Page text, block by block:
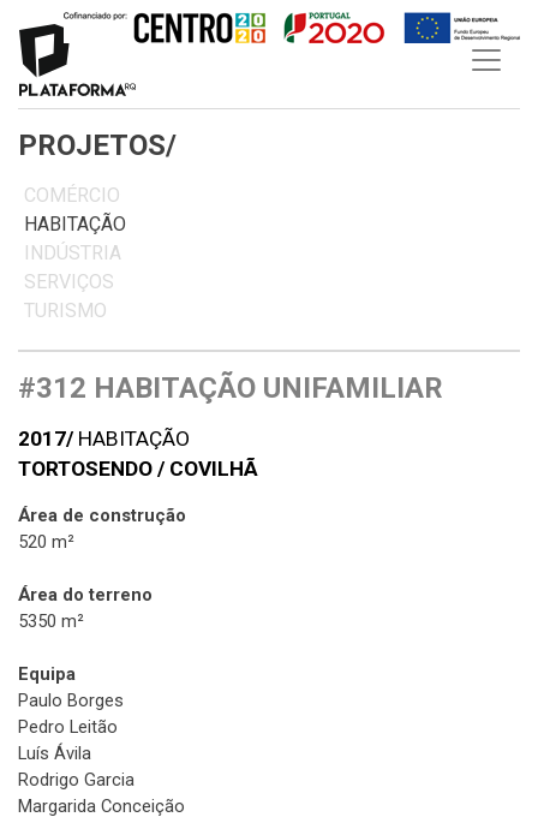
content
PROJETOS/
COMÉRCIO
HABITAÇÃO
INDÚSTRIA
SERVIÇOS
TURISMO
#312 HABITAÇÃO UNIFAMILIAR
2017/ HABITAÇÃO
TORTOSENDO / COVILHÃ
Área de construção
520 m²
Área do terreno
5350 m²
Equipa
Paulo Borges
Pedro Leitão
Luís Ávila
Rodrigo Garcia
Margarida Conceição